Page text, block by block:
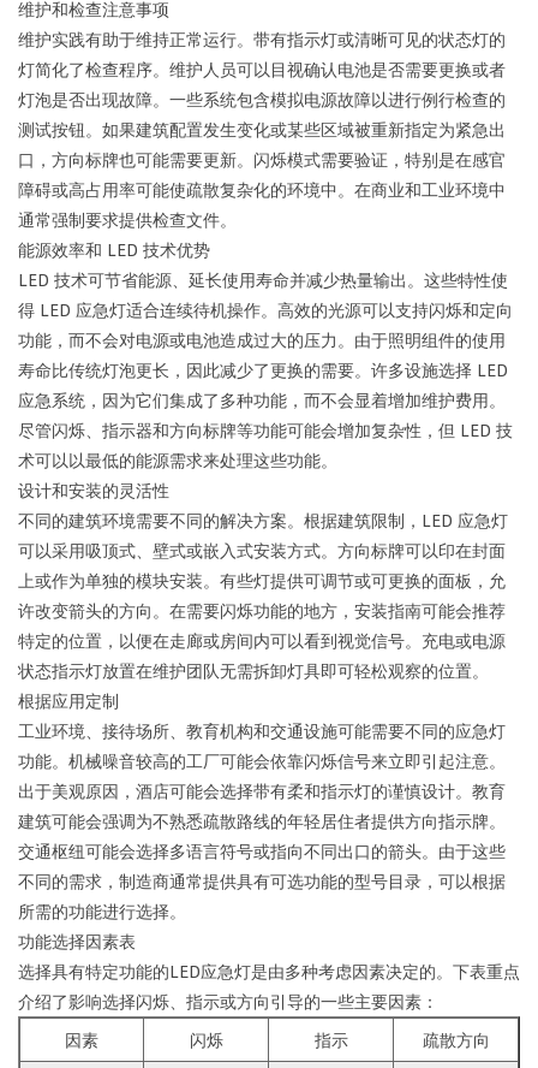
维护和检查注意事项
维护实践有助于维持正常运行。带有指示灯或清晰可见的状态灯的
灯简化了检查程序。维护人员可以目视确认电池是否需要更换或者
灯泡是否出现故障。一些系统包含模拟电源故障以进行例行检查的
测试按钮。如果建筑配置发生变化或某些区域被重新指定为紧急出
口，方向标牌也可能需要更新。闪烁模式需要验证，特别是在感官
障碍或高占用率可能使疏散复杂化的环境中。在商业和工业环境中
通常强制要求提供检查文件。
能源效率和 LED 技术优势
LED 技术可节省能源、延长使用寿命并减少热量输出。这些特性使
得 LED 应急灯适合连续待机操作。高效的光源可以支持闪烁和定向
功能，而不会对电源或电池造成过大的压力。由于照明组件的使用
寿命比传统灯泡更长，因此减少了更换的需要。许多设施选择 LED
应急系统，因为它们集成了多种功能，而不会显着增加维护费用。
尽管闪烁、指示器和方向标牌等功能可能会增加复杂性，但 LED 技
术可以以最低的能源需求来处理这些功能。
设计和安装的灵活性
不同的建筑环境需要不同的解决方案。根据建筑限制，LED 应急灯
可以采用吸顶式、壁式或嵌入式安装方式。方向标牌可以印在封面
上或作为单独的模块安装。有些灯提供可调节或可更换的面板，允
许改变箭头的方向。在需要闪烁功能的地方，安装指南可能会推荐
特定的位置，以便在走廊或房间内可以看到视觉信号。充电或电源
状态指示灯放置在维护团队无需拆卸灯具即可轻松观察的位置。
根据应用定制
工业环境、接待场所、教育机构和交通设施可能需要不同的应急灯
功能。机械噪音较高的工厂可能会依靠闪烁信号来立即引起注意。
出于美观原因，酒店可能会选择带有柔和指示灯的谨慎设计。教育
建筑可能会强调为不熟悉疏散路线的年轻居住者提供方向指示牌。
交通枢纽可能会选择多语言符号或指向不同出口的箭头。由于这些
不同的需求，制造商通常提供具有可选功能的型号目录，可以根据
所需的功能进行选择。
功能选择因素表
选择具有特定功能的LED应急灯是由多种考虑因素决定的。下表重点
介绍了影响选择闪烁、指示或方向引导的一些主要因素：
因素
闪烁 指示 疏散方向